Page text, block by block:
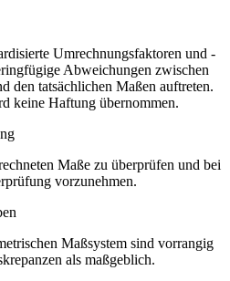
Umrechnungsfaktoren und -
Abweichungen zwischen
den tatsächlichen Maßen auftreten.
keine Haftung übernommen.
Maße zu überprüfen und bei
vorzunehmen.
Maßsystem sind vorrangig
als maßgeblich.